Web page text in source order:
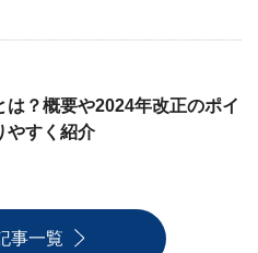
は？概要や2024年改正のポイ
やすく紹介
事一覧